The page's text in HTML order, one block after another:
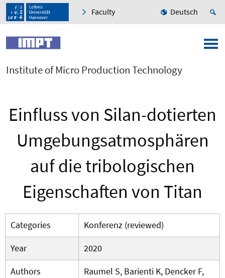
Faculty Deutsch
Institute of Micro Production Technology
Einfluss von Silan-dotierten
Umgebungsatmosphären
auf die tribologischen
Eigenschaften von Titan
Categories
Konferenz (reviewed)
Year
2020
Authors
Raumel S, Barienti K, Dencker F,